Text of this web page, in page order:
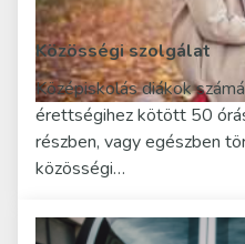
Közösségi szolgálat
Középiskolás diákok
érettségihez kötött 50
részben, vagy egészben
közösségi…